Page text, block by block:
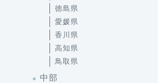
徳島県
愛媛県
香川県
高知県
鳥取県
中部